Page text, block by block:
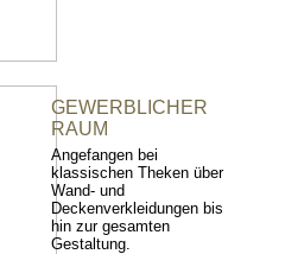
GEWERBLICHER
RAUM
Angefangen bei
klassischen Theken über
Wand- und
Deckenverkleidungen bis
hin zur gesamten
Gestaltung.